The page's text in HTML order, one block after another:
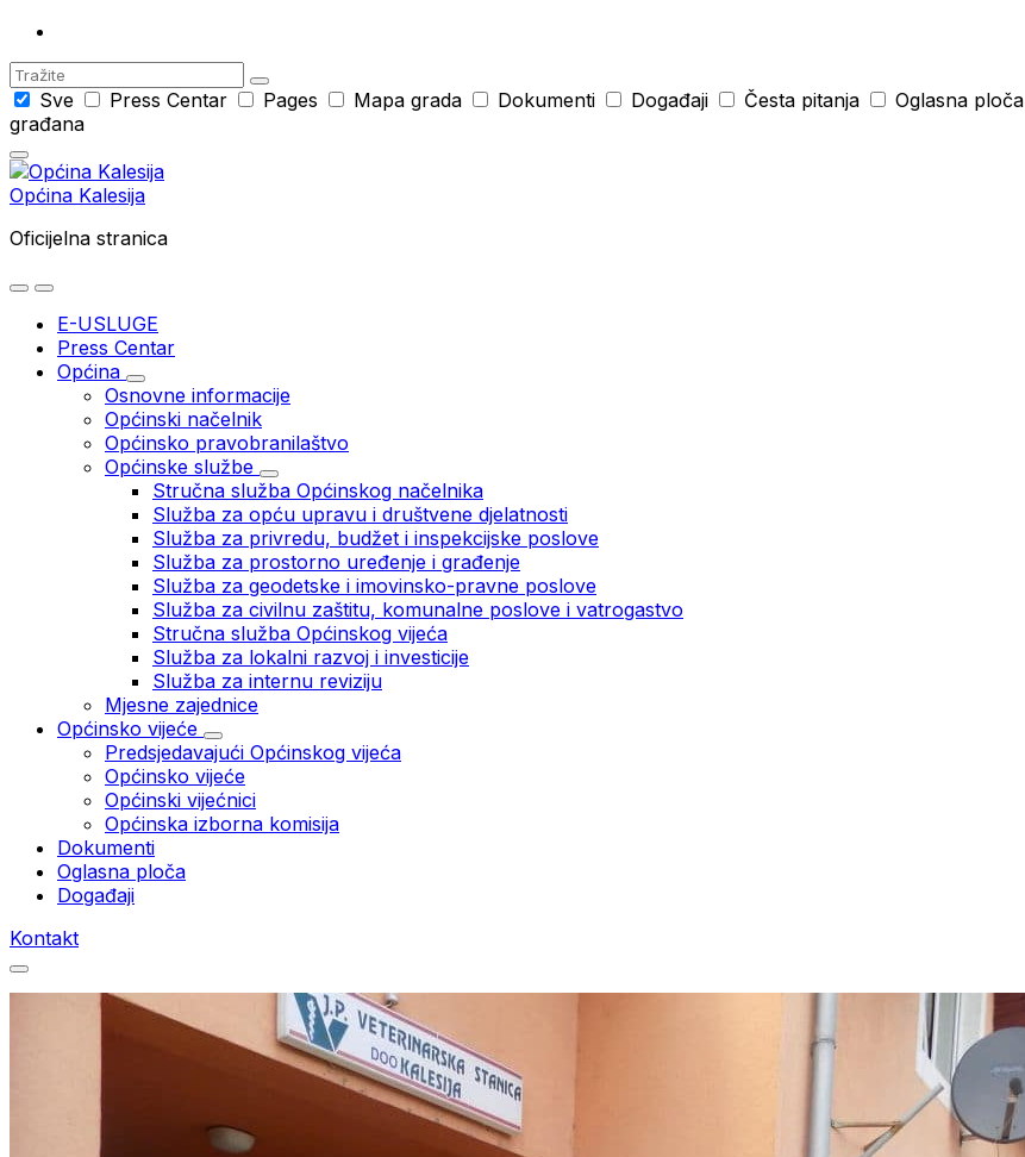
Search
Sve
Press Centar Pages Mapa grada Dokumenti Događaji Česta pitanja Oglasna ploča
građana
Općina Kalesija
Oficijelna stranica
E-USLUGE
Press Centar
Općina
Osnovne informacije
Općinski načelnik
Općinsko pravobranilaštvo
Općinske službe
Stručna služba Općinskog načelnika
Služba za opću upravu i društvene djelatnosti
Služba za privredu, budžet i inspekcijske poslove
Služba za prostorno uređenje i građenje
Služba za geodetske i imovinsko-pravne poslove
Služba za civilnu zaštitu, komunalne poslove i vatrogastvo
Stručna služba Općinskog vijeća
Služba za lokalni razvoj i investicije
Služba za internu reviziju
Mjesne zajednice
Općinsko vijeće
Predsjedavajući Općinskog vijeća
Općinsko vijeće
Općinski vijećnici
Općinska izborna komisija
Dokumenti
Oglasna ploča
Događaji
Kontakt